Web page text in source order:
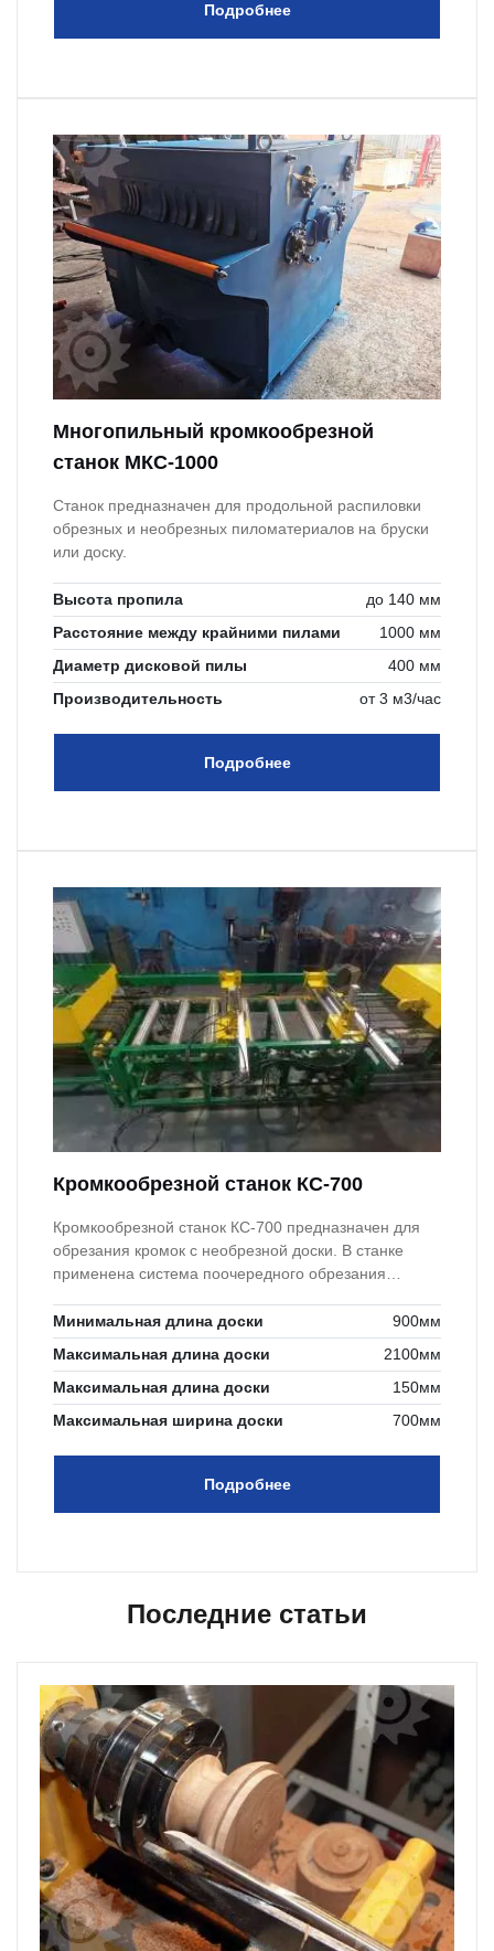
Подробнее
Многопильный кромкообрезной
станок МКС-1000
Станок предназначен для продольной распиловки
обрезных и необрезных пиломатериалов на бруски
или доску.
Высота пропила
до 140 мм
Расстояние между крайними пилами
1000 мм
Диаметр дисковой пилы
400 мм
Производительность
от 3 м3/час
Подробнее
Кромкообрезной станок КС-700
Кромкообрезной станок КС-700 предназначен для
обрезания кромок с необрезной доски. В станке
применена система поочередного обрезания
Минимальная длина доски
900мм
Максимальная длина доски
2100мм
Максимальная длина доски
150мм
Максимальная ширина доски
700мм
Подробнее
Последние статьи